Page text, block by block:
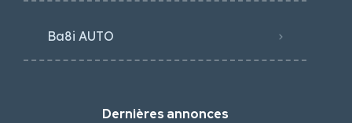
Ba8i AUTO
Dernières annonces